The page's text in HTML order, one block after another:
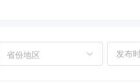
省份地区